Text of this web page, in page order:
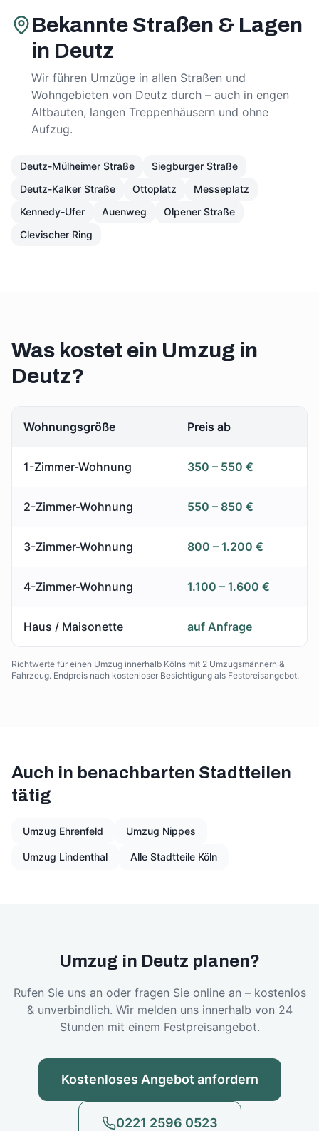
Bekannte Straßen & Lagen
in Deutz
Wir führen Umzüge in allen Straßen und
Wohngebieten von Deutz durch – auch in engen
Altbauten, langen Treppenhäusern und ohne
Aufzug.
Deutz-Mülheimer Straße
Siegburger Straße
Deutz-Kalker Straße
Ottoplatz
Messeplatz
Kennedy-Ufer
Auenweg
Olpener Straße
Clevischer Ring
Was kostet ein Umzug in
Deutz?
Wohnungsgröße Preis ab
1-Zimmer-Wohnung 350 – 550 €
2-Zimmer-Wohnung 550 – 850 €
3-Zimmer-Wohnung 800 – 1.200 €
4-Zimmer-Wohnung 1.100 – 1.600 €
Haus / Maisonette auf Anfrage
Richtwerte für einen Umzug innerhalb Kölns mit 2 Umzugsmännern &
Fahrzeug. Endpreis nach kostenloser Besichtigung als Festpreisangebot.
Auch in benachbarten Stadtteilen
tätig
Umzug Ehrenfeld Umzug Nippes
Umzug Lindenthal Alle Stadtteile Köln
Umzug in Deutz planen?
Rufen Sie uns an oder fragen Sie online an – kostenlos
& unverbindlich. Wir melden uns innerhalb von 24
Stunden mit einem Festpreisangebot.
Kostenloses Angebot anfordern
0221 2596 0523